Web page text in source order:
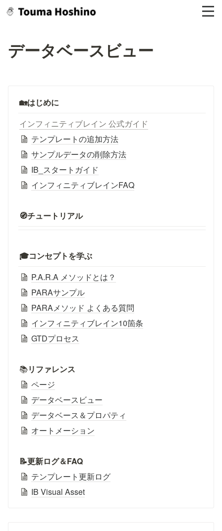
データベースビュー
🏡はじめに
インフィニティブレイン 公式ガイド
テンプレートの追加方法
サンプルデータの削除方法
IB_スタートガイド
インフィニティブレインFAQ
🧭チュートリアル
🎓コンセプトを学ぶ
P.A.R.A メソッドとは？
PARAサンプル
PARAメソッド よくある質問
インフィニティブレイン10箇条
GTDプロセス
📚リファレンス
ページ
データベースビュー
データベース＆プロパティ
オートメーション
📝更新ログ＆FAQ
テンプレート更新ログ
IB Visual Asset